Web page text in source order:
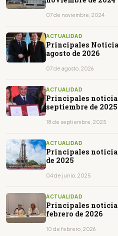
07 de noviembre, 2024
ACTUALIDAD
Principales
agosto de 2026
07 de agosto, 2026
ACTUALIDAD
Principales
septiembre de 2025
18 de septiembre, 2025
ACTUALIDAD
Principales
de 2025
04 de junio, 2025
ACTUALIDAD
Principales
febrero de 2026
10 de febrero, 2026